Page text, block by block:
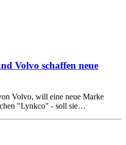
Volvo schaffen neue
Volvo, will eine neue Marke
"Lynkco" - soll sie…